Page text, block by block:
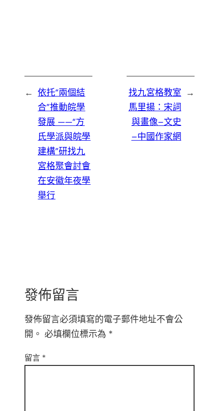
← 依托“兩個結
合”推動皖學
發展 ——“方
氏學派與皖學
建構”研找九
宮格聚會討會
在安徽年夜學
舉行
→
找九宮格教室
馬里揚：宋詞
與畫像–文史
–中國作家網
發佈留言
發佈留言必須填寫的電子郵件地址不會公
開。 必填欄位標示為 *
留言 *